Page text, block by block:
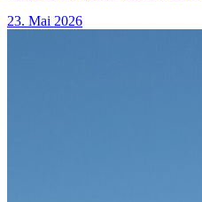
23. Mai 2026